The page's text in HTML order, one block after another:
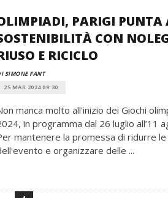
PARIGI PUNTA
CON
E RICICLO
SIMONE FANT
25 MAR 2024 09:30
manca molto all'inizio dei Giochi
in programma dal 26 luglio all’11
mantenere la promessa di ridurre le
e organizzare delle ...